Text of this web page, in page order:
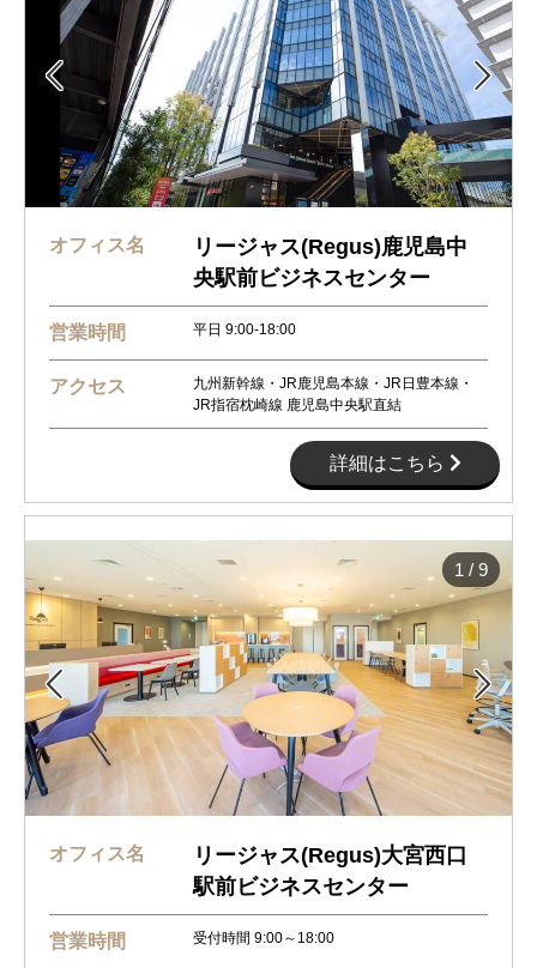
 
オフィス名
リージャス(Regus)鹿児島中
央駅前ビジネスセンター
営業時間 平日 9:00-18:00
アクセス
九州新幹線・JR鹿児島本線・JR日豊本線・
JR指宿枕崎線 鹿児島中央駅直結
詳細はこちら
 
1 / 9
オフィス名
リージャス(Regus)大宮西口
駅前ビジネスセンター
営業時間 受付時間 9:00～18:00